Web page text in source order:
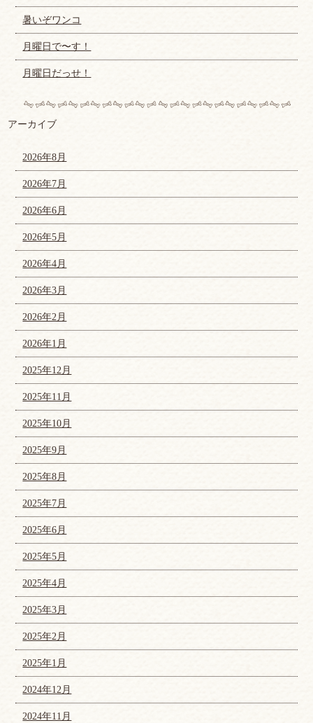
暑いぞワンコ
月曜日で〜す！
月曜日だっせ！
アーカイブ
2026年8月
2026年7月
2026年6月
2026年5月
2026年4月
2026年3月
2026年2月
2026年1月
2025年12月
2025年11月
2025年10月
2025年9月
2025年8月
2025年7月
2025年6月
2025年5月
2025年4月
2025年3月
2025年2月
2025年1月
2024年12月
2024年11月